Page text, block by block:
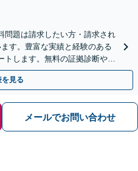
問題は請求したい方・請求され
す。豊富な実績と経験のある
トします。無料の証拠診断や着
てご相談ください。
見る
メールでお問い合わせ